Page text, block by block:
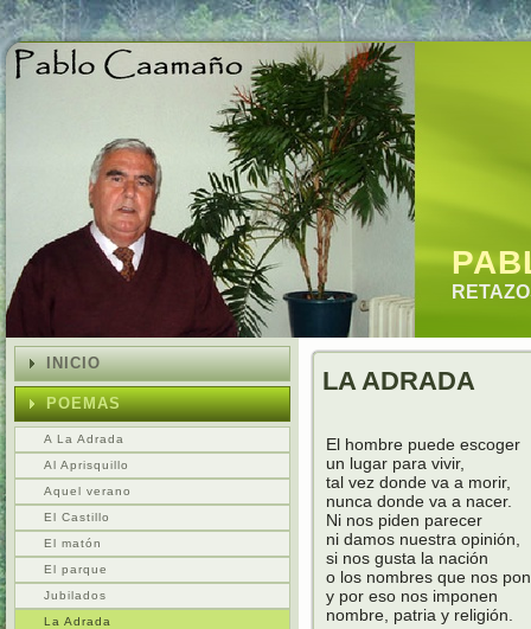
INICIO
POEMAS
A La Adrada
Al Aprisquillo
Aquel verano
El Castillo
El matón
El parque
Jubilados
La Adrada
LA ADRADA
El hombre puede escoger
un lugar para vivir,
tal vez donde va a morir,
nunca donde va a nacer.
Ni nos piden parecer
ni damos nuestra opinión,
si nos gusta la nación
o los nombres que nos
y por eso nos imponen
nombre, patria y religión.